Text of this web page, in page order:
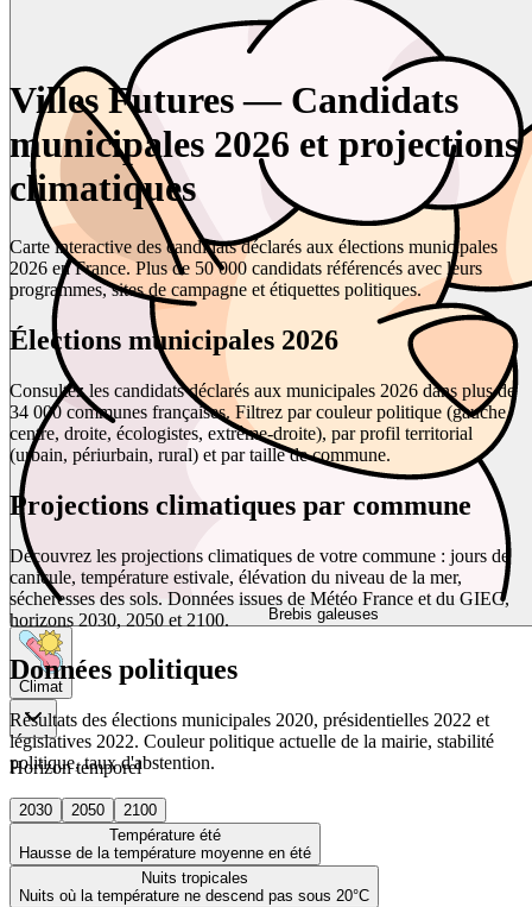
Brebis galeuses
Climat
Horizon temporel
2030 2050
2100
Température été
Hausse de la température moyenne en été
Nuits tropicales
Nuits où la température ne descend pas sous 20°C
Villes Futures — Candidats
municipales 2026 et projections
climatiques
Carte interactive des candidats déclarés aux élections municipales
2026 en France. Plus de 50 000 candidats référencés avec leurs
programmes, sites de campagne et étiquettes politiques.
Élections municipales 2026
Consultez les candidats déclarés aux municipales 2026 dans plus de
34 000 communes françaises. Filtrez par couleur politique (gauche,
centre, droite, écologistes, extrême-droite), par profil territorial
(urbain, périurbain, rural) et par taille de commune.
Projections climatiques par commune
Découvrez les projections climatiques de votre commune : jours de
canicule, température estivale, élévation du niveau de la mer,
sécheresses des sols. Données issues de Météo France et du GIEC,
horizons 2030, 2050 et 2100.
Données politiques
Résultats des élections municipales 2020, présidentielles 2022 et
législatives 2022. Couleur politique actuelle de la mairie, stabilité
politique, taux d'abstention.